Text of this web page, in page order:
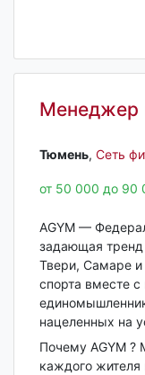
Менеджер
Тюмень‎, Сеть
от 50 000 до 90
AGYM —
задающая
Твери, Самаре
спорта вместе
нацеленных на
Почему AGYM ?
каждого жителя